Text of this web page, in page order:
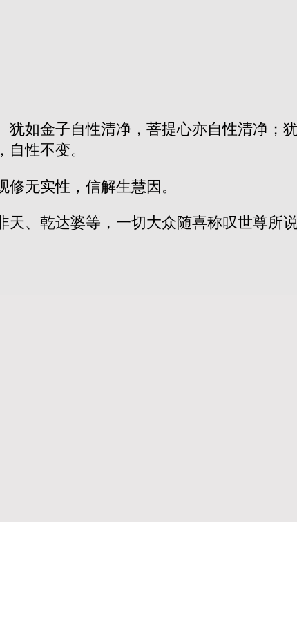
如金子自性清净，菩提心亦自性清净；
性不变。
无实性，信解生慧因。
、乾达婆等，一切大众随喜称叹世尊所说